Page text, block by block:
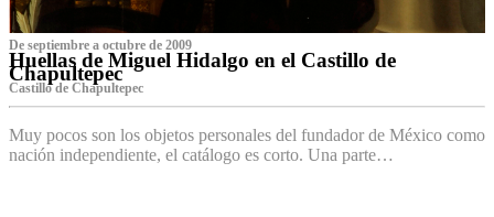
De septiembre a octubre de 2009
Huellas de Miguel Hidalgo en el Castillo de
Chapultepec
Castillo de Chapultepec
Muy pocos son los objetos personales del fundador de México como
nación independiente, el catálogo es corto. Una parte…